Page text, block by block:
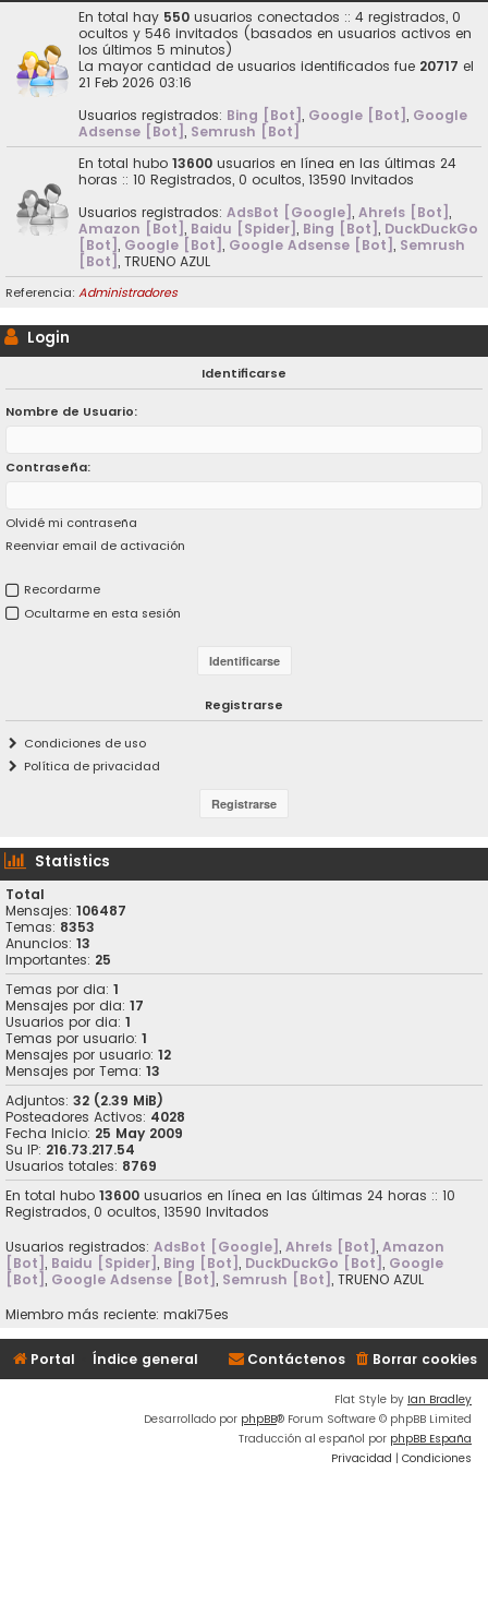
En total hay 550 usuarios conectados :: 4 registrados, 0
ocultos y 546 invitados (basados en usuarios activos en
los últimos 5 minutos)
La mayor cantidad de usuarios identificados fue 20717 el
21 Feb 2026 03:16
Usuarios registrados: Bing [Bot], Google [Bot], Google
Adsense [Bot], Semrush [Bot]
En total hubo 13600 usuarios en línea en las últimas 24
horas :: 10 Registrados, 0 ocultos, 13590 Invitados
Usuarios registrados: AdsBot [Google], Ahrefs [Bot],
Amazon [Bot], Baidu [Spider], Bing [Bot], DuckDuckGo
[Bot], Google [Bot], Google Adsense [Bot], Semrush
[Bot], TRUENO AZUL
Referencia: Administradores
Login
Identificarse
Nombre de Usuario:
Contraseña:
Olvidé mi contraseña
Reenviar email de activación
Recordarme
Ocultarme en esta sesión
Registrarse
Condiciones de uso
Política de privacidad
Statistics
Total
Mensajes: 106487
Temas: 8353
Anuncios: 13
Importantes: 25
Temas por dia: 1
Mensajes por dia: 17
Usuarios por dia: 1
Temas por usuario: 1
Mensajes por usuario: 12
Mensajes por Tema: 13
Adjuntos: 32 (2.39 MiB)
Posteadores Activos: 4028
Fecha Inicio: 25 May 2009
Su IP: 216.73.217.54
Usuarios totales: 8769
En total hubo 13600 usuarios en línea en las últimas 24 horas :: 10
Registrados, 0 ocultos, 13590 Invitados
Usuarios registrados: AdsBot [Google], Ahrefs [Bot], Amazon
[Bot], Baidu [Spider], Bing [Bot], DuckDuckGo [Bot], Google
[Bot], Google Adsense [Bot], Semrush [Bot], TRUENO AZUL
Miembro más reciente: maki75es
Portal Índice general Borrar cookies
Contáctenos
Flat Style by Ian Bradley
Desarrollado por phpBB® Forum Software © phpBB Limited
Traducción al español por phpBB España
Privacidad | Condiciones